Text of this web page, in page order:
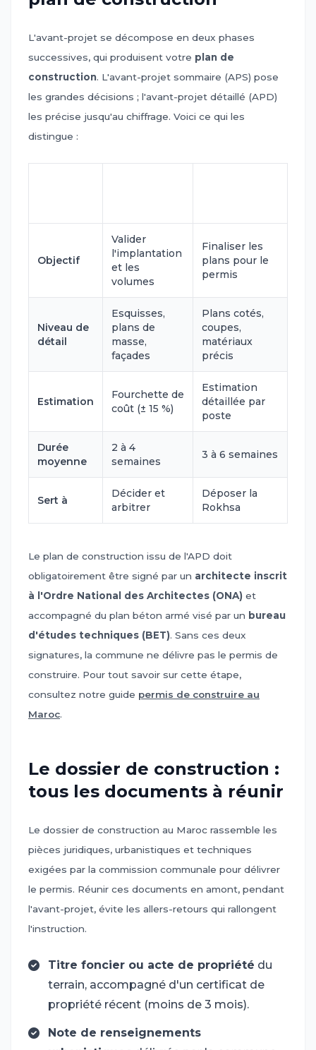
L'avant-projet se décompose en deux phases
successives, qui produisent votre plan de
construction. L'avant-projet sommaire (APS) pose
les grandes décisions ; l'avant-projet détaillé (APD)
les précise jusqu'au chiffrage. Voici ce qui les
distingue :
Objectif
Valider
l'implantation
et les
volumes
Finaliser les
plans pour le
permis
Niveau de
détail
Esquisses,
plans de
masse,
façades
Plans cotés,
coupes,
matériaux
précis
Estimation
Fourchette de
coût (± 15 %)
Estimation
détaillée par
poste
Durée
moyenne
2 à 4
semaines
3 à 6 semaines
Sert à
Décider et
arbitrer
Déposer la
Rokhsa
Le plan de construction issu de l'APD doit
obligatoirement être signé par un architecte inscrit
à l'Ordre National des Architectes (ONA) et
accompagné du plan béton armé visé par un bureau
d'études techniques (BET). Sans ces deux
signatures, la commune ne délivre pas le permis de
construire. Pour tout savoir sur cette étape,
consultez notre guide permis de construire au
Maroc.
Le dossier de construction :
tous les documents à réunir
Le dossier de construction au Maroc rassemble les
pièces juridiques, urbanistiques et techniques
exigées par la commission communale pour délivrer
le permis. Réunir ces documents en amont, pendant
l'avant-projet, évite les allers-retours qui rallongent
l'instruction.
Titre foncier ou acte de propriété du
terrain, accompagné d'un certificat de
propriété récent (moins de 3 mois).
Note de renseignements